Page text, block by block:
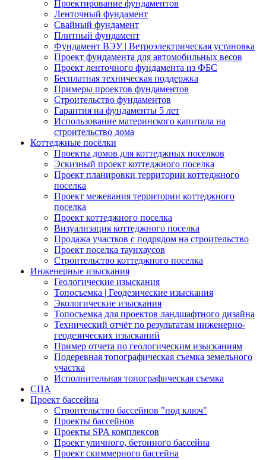
Проектирование фундаментов
Ленточный фундамент
Свайный фундамент
Плитный фундамент
Фундамент ВЭУ | Ветроэлектрическая установка
Проект фундамента для автомобильных весов
Проект ленточного фундамента из ФБС
Бесплатная техническая поддержка
Примеры проектов фундаментов
Строительство фундаментов
Гарантия на фундаменты 5 лет
Использование материнского капитала на
строительство дома
Коттеджные посёлки
Проекты домов для коттеджных поселков
Эскизный проект коттеджного поселка
Проект планировки территории коттеджного
поселка
Проект межевания территории коттеджного
поселка
Проект коттеджного поселка
Визуализация коттеджного поселка
Продажа участков с подрядом на строительство
Проект поселка таунхаусов
Строительство коттеджного поселка
Инженерные изыскания
Геологические изыскания
Топосъемка | Геодезические изыскания
Экологические изыскания
Топосъемка для проектов ландшафтного дизайна
Технический отчёт по результатам инженерно-
геодезических изысканий
Пример отчета по геологическим изысканиям
Подеревная топографическая съемка земельного
участка
Исполнительная топографическая съемка
СПА
Проект бассейна
Строительство бассейнов "под ключ"
Проекты бассейнов
Проекты SPA комплексов
Проект уличного, бетонного бассейна
Проект скиммерного бассейна